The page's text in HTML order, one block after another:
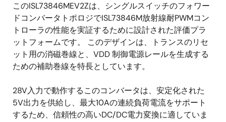
説
明
このISL73846MEV2Zは、シングルスイッチのフォワー
ドコンバータトポロジでISL73846M放射線耐PWMコン
トローラの性能を実証するために設計された評価プラ
ットフォームです。 このデザインは、トランスのリセ
ット用の消磁巻線と、VDD 制御電源レールを生成する
ための補助巻線を特長としています。
28V入力で動作するこのコンバータは、安定化された
5V出力を供給し、最大10Aの連続負荷電流をサポート
するため、信頼性の高いDC/DC電力変換に適していま